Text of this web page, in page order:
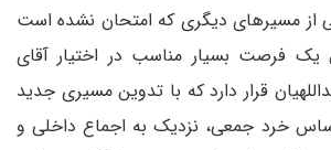
از مسیرهای دیگری که امتحان نشده است
یک فرصت بسیار مناسب در اختیار آقای
قرار دارد که با تدوین مسیری جدید
خرد جمعی، نزدیک به اجماع داخلی و